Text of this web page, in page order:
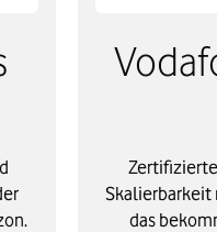
Skalierbarkeit
das